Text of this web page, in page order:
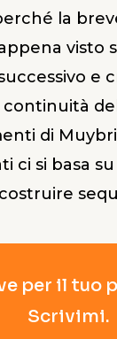
la
visto
e
continuità
di
ci si basa
per il tuo
Scrivimi.